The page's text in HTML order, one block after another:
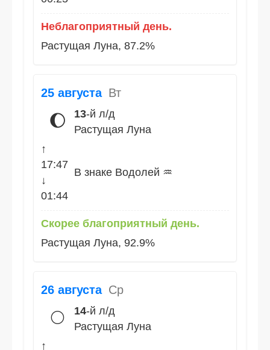
Неблагоприятный день.
Растущая Луна, 87.2%
25 августа Вт
🌔 13-й л/д
Растущая Луна
↑
17:47
↓
01:44
В знаке Водолей ♒
Скорее благоприятный день.
Растущая Луна, 92.9%
26 августа Ср
🌕 14-й л/д
Растущая Луна
↑